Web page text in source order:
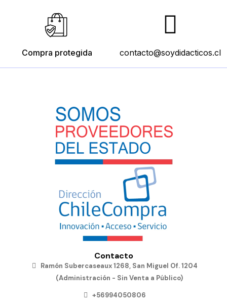
Compra protegida contacto@soydidacticos.cl
Contacto
Ramón Subercaseaux 1268, San Miguel Of. 1204
(Administración - Sin Venta a Público)
+56994050806